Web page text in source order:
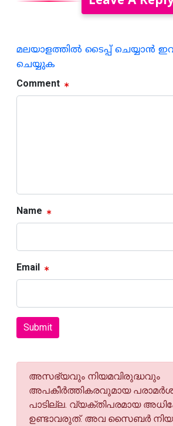
മലയാളത്തില്‍ ടൈപ്പ് ചെയ്യാന്‍
ചെയ്യുക
Comment
Name
Email
Submit
അസഭ്യവും നിയമവിരുദ്ധവും
അപകീര്‍ത്തികരവുമായ
പാടില്ല. വ്യക്തിപരമായ
ഉണ്ടാവരുത്. അവ സൈബര്‍